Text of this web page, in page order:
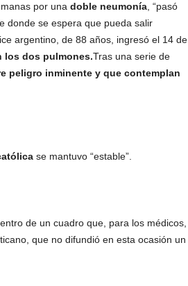
por una doble neumonía, “pasó
donde se espera que pueda salir
argentino, de 88 años, ingresó el 14 de
los dos pulmones.Tras una serie de
peligro inminente y que contemplan
se mantuvo “estable”.
de un cuadro que, para los médicos,
que no difundió en esta ocasión un